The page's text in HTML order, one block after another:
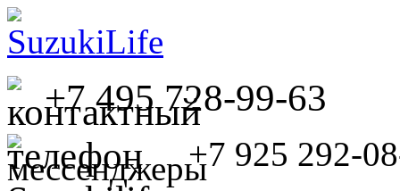
+7 495 728-99-63
+7 925 292-